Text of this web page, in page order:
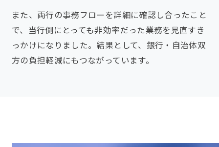
また、両行の事務フローを詳細に確認し合ったこと
で、当行側にとっても非効率だった業務を見直すき
っかけになりました。結果として、銀行・自治体双
方の負担軽減にもつながっています。